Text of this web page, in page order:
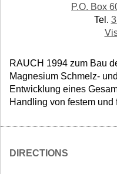
P.O. Box
Tel.
RAUCH 1994 zum Bau
Magnesium Schmelz-
Entwicklung eines
Handling von festem
DIRECTIONS